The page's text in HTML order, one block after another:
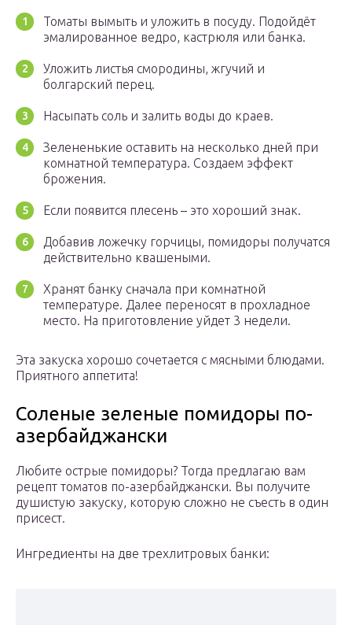
Томаты вымыть и уложить в посуду. Подойдёт
эмалированное ведро, кастрюля или банка.
Уложить листья смородины, жгучий и
болгарский перец.
Насыпать соль и залить воды до краев.
Зелененькие оставить на несколько дней при
комнатной температура. Создаем эффект
брожения.
Если появится плесень – это хороший знак.
Добавив ложечку горчицы, помидоры получатся
действительно квашеными.
Хранят банку сначала при комнатной
температуре. Далее переносят в прохладное
место. На приготовление уйдет 3 недели.
Эта закуска хорошо сочетается с мясными блюдами.
Приятного аппетита!
Соленые зеленые помидоры по-
азербайджански
Любите острые помидоры? Тогда предлагаю вам
рецепт томатов по-азербайджански. Вы получите
душистую закуску, которую сложно не съесть в один
присест.
Ингредиенты на две трехлитровых банки: